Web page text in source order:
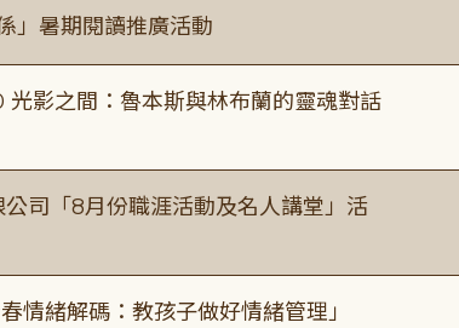
」暑期閱讀推廣活動
光影之間：魯本斯與林布蘭的靈魂對話
公司「8月份職涯活動及名人講堂」活
情緒解碼：教孩子做好情緒管理」